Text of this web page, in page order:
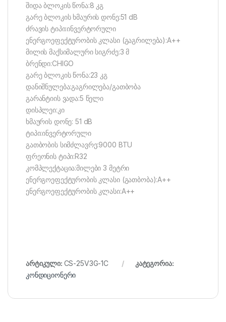
შიდა ბლოკის წონა:8 კგ
გარე ბლოკის ხმაურის დონე:51 dB
ძრავის ტიპი:ინვერტორული
ენერგოეფექტურობის კლასი (გაგრილება):A++
მილის მაქსიმალური სიგრძე:3 მ
ბრენდი:CHIGO
გარე ბლოკის წონა:23 კგ
დანიშნულება:გაგრილება/გათბობა
გარანტიის ვადა:5 წელი
დისპლეი:კი
ხმაურის დონე: 51 dB
ტიპი:ინვერტორული
გათბობის სიმძლავრე:9000 BTU
ფრეონის ტიპი:R32
კომპლექტაცია:მილები 3 მეტრი
ენერგოეფექტურობის კლასი (გათბობა):A++
ენერგოეფექტურობის კლასი:A++
არტიკული: CS-25V3G-1C
კატეგორია:
კონდიციონერი